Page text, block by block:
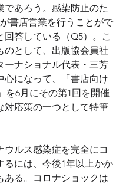
であろう。感染防止のた
書店営業を行うことがで
回答している（Q5）。こ
のとして、出版協会員社
ーナショナル代表・三芳
心になって、「書店向け
を6月にその第1回を開催
対応策の一つとして特筆
ルス感染症を完全にコ
るには、今後1年以上かか
ある。コロナショックは